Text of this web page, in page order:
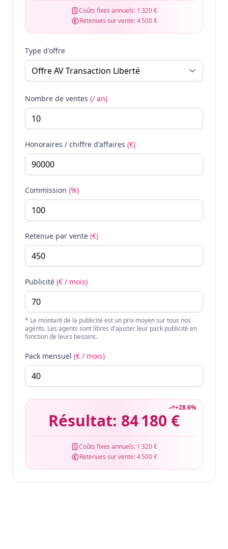
Coûts fixes annuels: 1 320 €
Retenues sur vente:4 500 €
Type d'offre
Nombre de ventes (/ an)
Honoraires / chiffre d'affaires (€)
Commission (%)
Retenue par vente (€)
Publicité (€ / mois)
* Le montant de la publicité est un prix moyen sur tous nos
agents. Les agents sont libres d'ajuster leur pack publicité en
fonction de leurs besoins.
Pack mensuel (€ / mois)
+28.6%
Résultat: 84 180 €
Coûts fixes annuels: 1 320 €
Retenues sur vente:4 500 €